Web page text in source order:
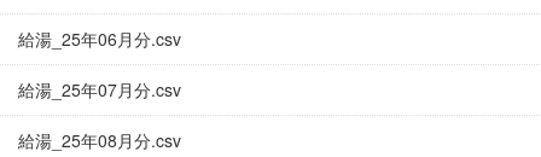
給湯_25年06月分.csv
給湯_25年07月分.csv
給湯_25年08月分.csv